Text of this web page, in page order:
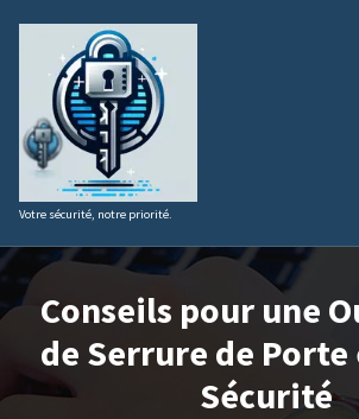
contenu
Votre sécurité, notre priorité.
Conseils pour une
de Serrure de Porte
Sécurité